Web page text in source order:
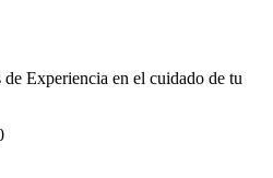
Experiencia en el cuidado de tu